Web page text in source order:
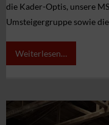
die Kader-Optis, unsere
Umsteigergruppe sowie
Weiterlesen…